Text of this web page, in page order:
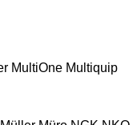
MultiOne Multiquip